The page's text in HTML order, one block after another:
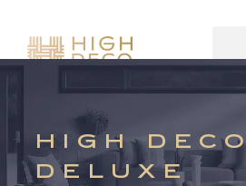
HIGH DECO
DELUXE